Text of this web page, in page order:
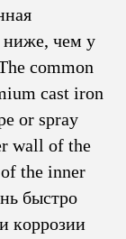
ниже, чем у
common
cast iron
or spray
wall of the
the inner
быстро
коррозии